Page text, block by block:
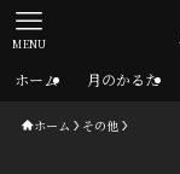
MENU
ホーム 月のかるた
ホーム その他